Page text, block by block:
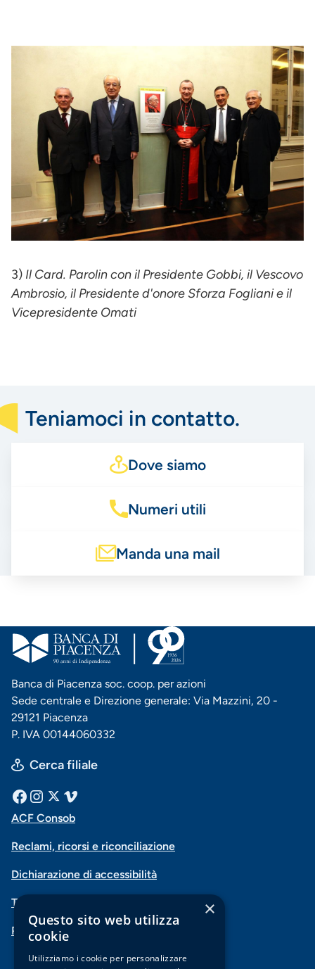
3) Il Card. Parolin con il Presidente Gobbi, il Vescovo
Ambrosio, il Presidente d'onore Sforza Fogliani e il
Vicepresidente Omati
Teniamoci in contatto.
Dove siamo
Numeri utili
Manda una mail
Banca di Piacenza soc. coop. per azioni
Sede centrale e Direzione generale: Via Mazzini, 20 -
29121 Piacenza
P. IVA 00144060332
Cerca filiale
Menu
social
Facebook
InstagramVimeo
Menu
navigazione
piè
di
ACF Consob
Reclami, ricorsi e riconciliazione
Dichiarazione di accessibilità
Trasparenza
PSD2-Open Banking
×
Questo sito web utilizza
cookie
Utilizziamo i cookie per personalizzare